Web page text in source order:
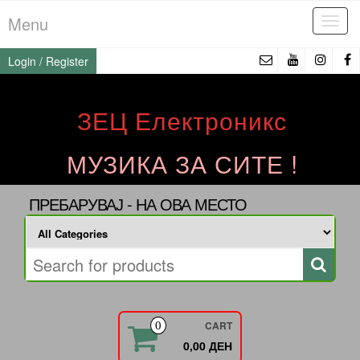
to
the
content
Menu
Login / Register
ЗЕЦ Електроникс
МУЗИКА ЗА СИТЕ !
ПРЕБАРУВАЈ - НА ОВА МЕСТО
0 CART
0,00 ДЕН